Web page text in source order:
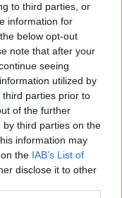
to third parties, or
information for
below opt-out
note that after your
seeing
utilized by
parties prior to
of the further
third parties on the
information may
the IAB’s List of
disclose it to other